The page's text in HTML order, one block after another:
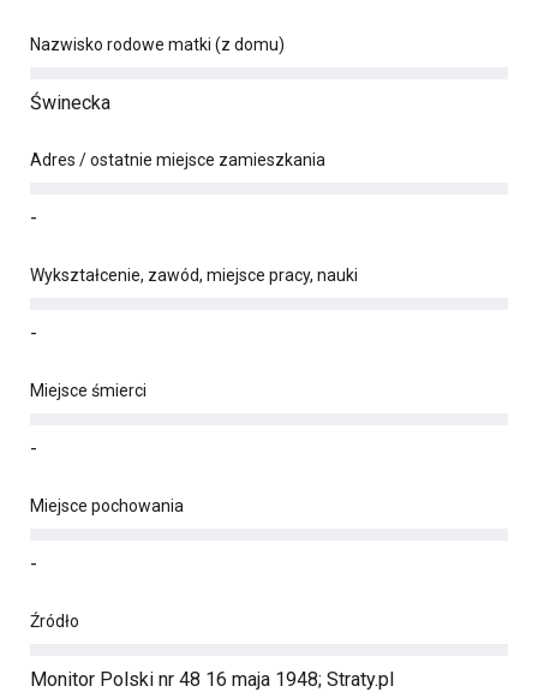
Nazwisko rodowe matki (z domu)
Świnecka
Adres / ostatnie miejsce zamieszkania
-
Wykształcenie, zawód, miejsce pracy, nauki
-
Miejsce śmierci
-
Miejsce pochowania
-
Źródło
Monitor Polski nr 48 16 maja 1948; Straty.pl